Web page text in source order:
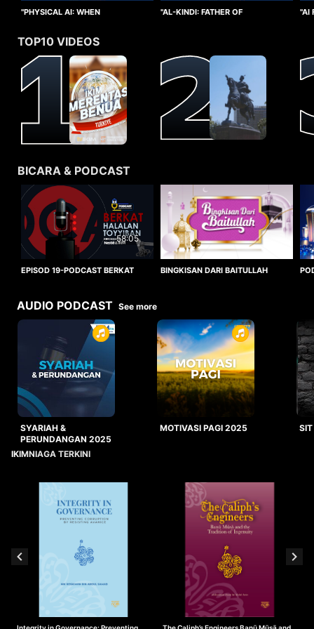
"PHYSICAL AI: WHEN
"AL-KINDI: FATHER OF
"AI
TOP10 VIDEOS
BICARA & PODCAST
58:05
EPISOD 19-PODCAST BERKAT
BINGKISAN DARI BAITULLAH
AUDIO PODCAST See more
SYARIAH &
PERUNDANGAN 2025
MOTIVASI PAGI 2025
IKIMNIAGA TERKINI